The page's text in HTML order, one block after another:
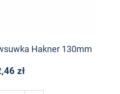
Hakner 130mm
zł